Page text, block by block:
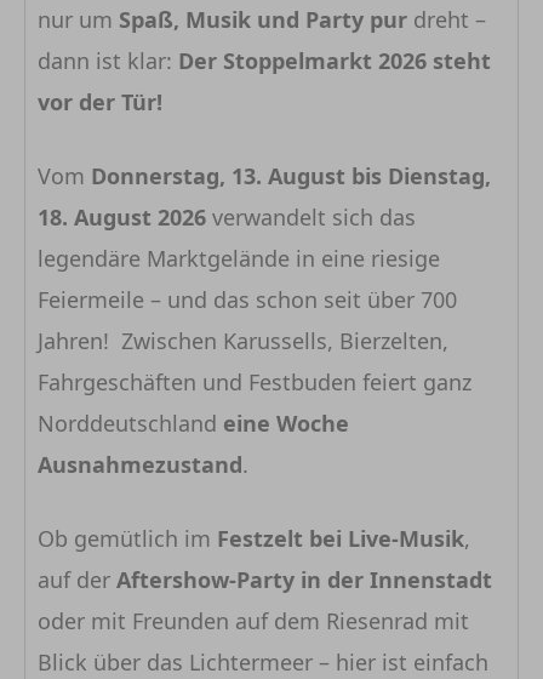
nur um Spaß, Musik und Party pur dreht –
dann ist klar: Der Stoppelmarkt 2026 steht
vor der Tür!
Vom Donnerstag, 13. August bis Dienstag,
18. August 2026 verwandelt sich das
legendäre Marktgelände in eine riesige
Feiermeile – und das schon seit über 700
Jahren! Zwischen Karussells, Bierzelten,
Fahrgeschäften und Festbuden feiert ganz
Norddeutschland eine Woche
Ausnahmezustand.
Ob gemütlich im Festzelt bei Live-Musik,
auf der Aftershow-Party in der Innenstadt
oder mit Freunden auf dem Riesenrad mit
Blick über das Lichtermeer – hier ist einfach